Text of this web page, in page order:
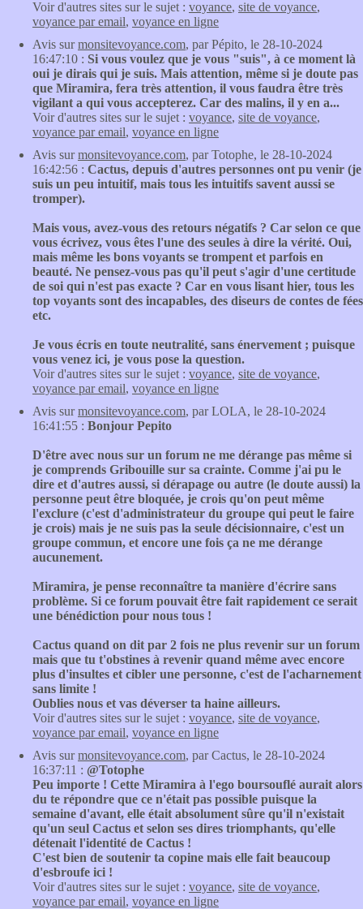
Voir d'autres sites sur le sujet : voyance, site de voyance,
voyance par email, voyance en ligne
Avis surmonsitevoyance.com, par Pépito, le 28-10-2024
16:47:10 : Si vous voulez que je vous "suis", à ce moment là
oui je dirais qui je suis. Mais attention, même si je doute pas
que Miramira, fera très attention, il vous faudra être très
vigilant a qui vous accepterez. Car des malins, il y en a...
Voir d'autres sites sur le sujet : voyance, site de voyance,
voyance par email, voyance en ligne
Avis surmonsitevoyance.com, par Totophe, le 28-10-2024
16:42:56 : Cactus, depuis d'autres personnes ont pu venir (je
suis un peu intuitif, mais tous les intuitifs savent aussi se
tromper).
Mais vous, avez-vous des retours négatifs ? Car selon ce que
vous écrivez, vous êtes l'une des seules à dire la vérité. Oui,
mais même les bons voyants se trompent et parfois en
beauté. Ne pensez-vous pas qu'il peut s'agir d'une certitude
de soi qui n'est pas exacte ? Car en vous lisant hier, tous les
top voyants sont des incapables, des diseurs de contes de fées
etc.
Je vous écris en toute neutralité, sans énervement ; puisque
vous venez ici, je vous pose la question.
Voir d'autres sites sur le sujet : voyance, site de voyance,
voyance par email, voyance en ligne
Avis surmonsitevoyance.com, par LOLA, le 28-10-2024
16:41:55 : Bonjour Pepito
D'être avec nous sur un forum ne me dérange pas même si
je comprends Gribouille sur sa crainte. Comme j'ai pu le
dire et d'autres aussi, si dérapage ou autre (le doute aussi) la
personne peut être bloquée, je crois qu'on peut même
l'exclure (c'est d'administrateur du groupe qui peut le faire
je crois) mais je ne suis pas la seule décisionnaire, c'est un
groupe commun, et encore une fois ça ne me dérange
aucunement.
Miramira, je pense reconnaître ta manière d'écrire sans
problème. Si ce forum pouvait être fait rapidement ce serait
une bénédiction pour nous tous !
Cactus quand on dit par 2 fois ne plus revenir sur un forum
mais que tu t'obstines à revenir quand même avec encore
plus d'insultes et cibler une personne, c'est de l'acharnement
sans limite !
Oublies nous et vas déverser ta haine ailleurs.
Voir d'autres sites sur le sujet : voyance, site de voyance,
voyance par email, voyance en ligne
Avis surmonsitevoyance.com, par Cactus, le 28-10-2024
16:37:11 : @Totophe
Peu importe ! Cette Miramira à l'ego boursouflé aurait alors
du te répondre que ce n'était pas possible puisque la
semaine d'avant, elle était absolument sûre qu'il n'existait
qu'un seul Cactus et selon ses dires triomphants, qu'elle
détenait l'identité de Cactus !
C'est bien de soutenir ta copine mais elle fait beaucoup
d'esbroufe ici !
Voir d'autres sites sur le sujet : voyance, site de voyance,
voyance par email, voyance en ligne